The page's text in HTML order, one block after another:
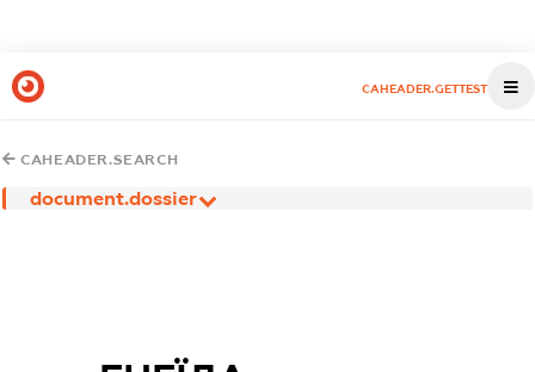
CAHEADER.GETTEST
CAHEADER.SEARCH
document.dossier